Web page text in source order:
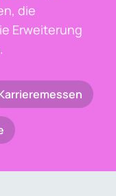
die
Erweiterung